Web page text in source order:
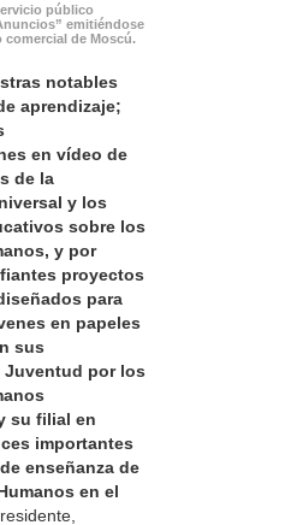
público
emitiéndose
comercial de Moscú.
notables
aprendizaje;
en vídeo de
de la
y los
sobre los
y por
proyectos
para
en papeles
sus
Juventud por los
su filial en
importantes
enseñanza de
en el